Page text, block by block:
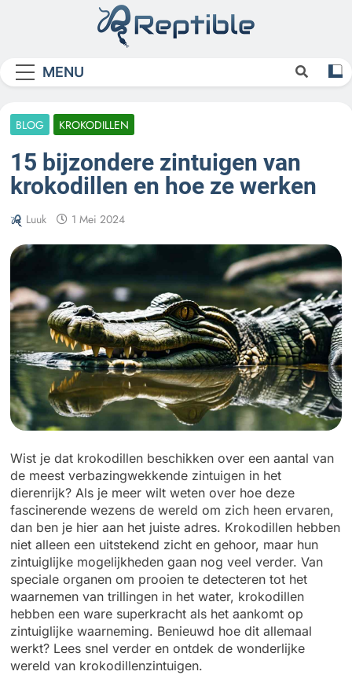
MENU
BLOG KROKODILLEN
15 bijzondere zintuigen van
krokodillen en hoe ze werken
Luuk 1 Mei 2024
Wist je dat krokodillen beschikken over een aantal van
de meest verbazingwekkende zintuigen in het
dierenrijk? Als je meer wilt weten over hoe deze
fascinerende wezens de wereld om zich heen ervaren,
dan ben je hier aan het juiste adres. Krokodillen hebben
niet alleen een uitstekend zicht en gehoor, maar hun
zintuiglijke mogelijkheden gaan nog veel verder. Van
speciale organen om prooien te detecteren tot het
waarnemen van trillingen in het water, krokodillen
hebben een ware superkracht als het aankomt op
zintuiglijke waarneming. Benieuwd hoe dit allemaal
werkt? Lees snel verder en ontdek de wonderlijke
wereld van krokodillenzintuigen.